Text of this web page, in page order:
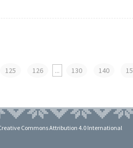
125 126 ... 130 140
15
Creative Commons Attribution 4.0 International